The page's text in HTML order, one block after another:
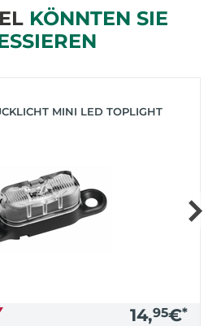
KÖNNTEN SIE
MINI LED TOPLIGHT
14,95€*